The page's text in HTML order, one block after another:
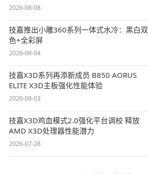
2026-08-08
技嘉推出小雕360系列一体式水冷：黑白双
色+全彩屏
2026-08-04
技嘉X3D系列再添新成员 B850 AORUS
ELITE X3D主板强化性能体验
2026-08-03
技嘉X3D鸡血模式2.0强化平台调校 释放
AMD X3D处理器性能潜力
2026-07-28